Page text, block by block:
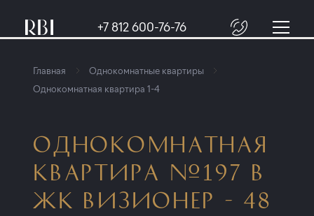
+7 812 600-76-76
Главная
Однокомнатные квартиры
Однокомнатная квартира 1-4
ОДНОКОМНАТНАЯ
КВАРТИРА №197 В
ЖК ВИЗИОНЕР - 48